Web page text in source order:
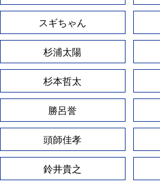
スギちゃん
杉浦太陽
杉本哲太
勝呂誉
頭師佳孝
鈴井貴之